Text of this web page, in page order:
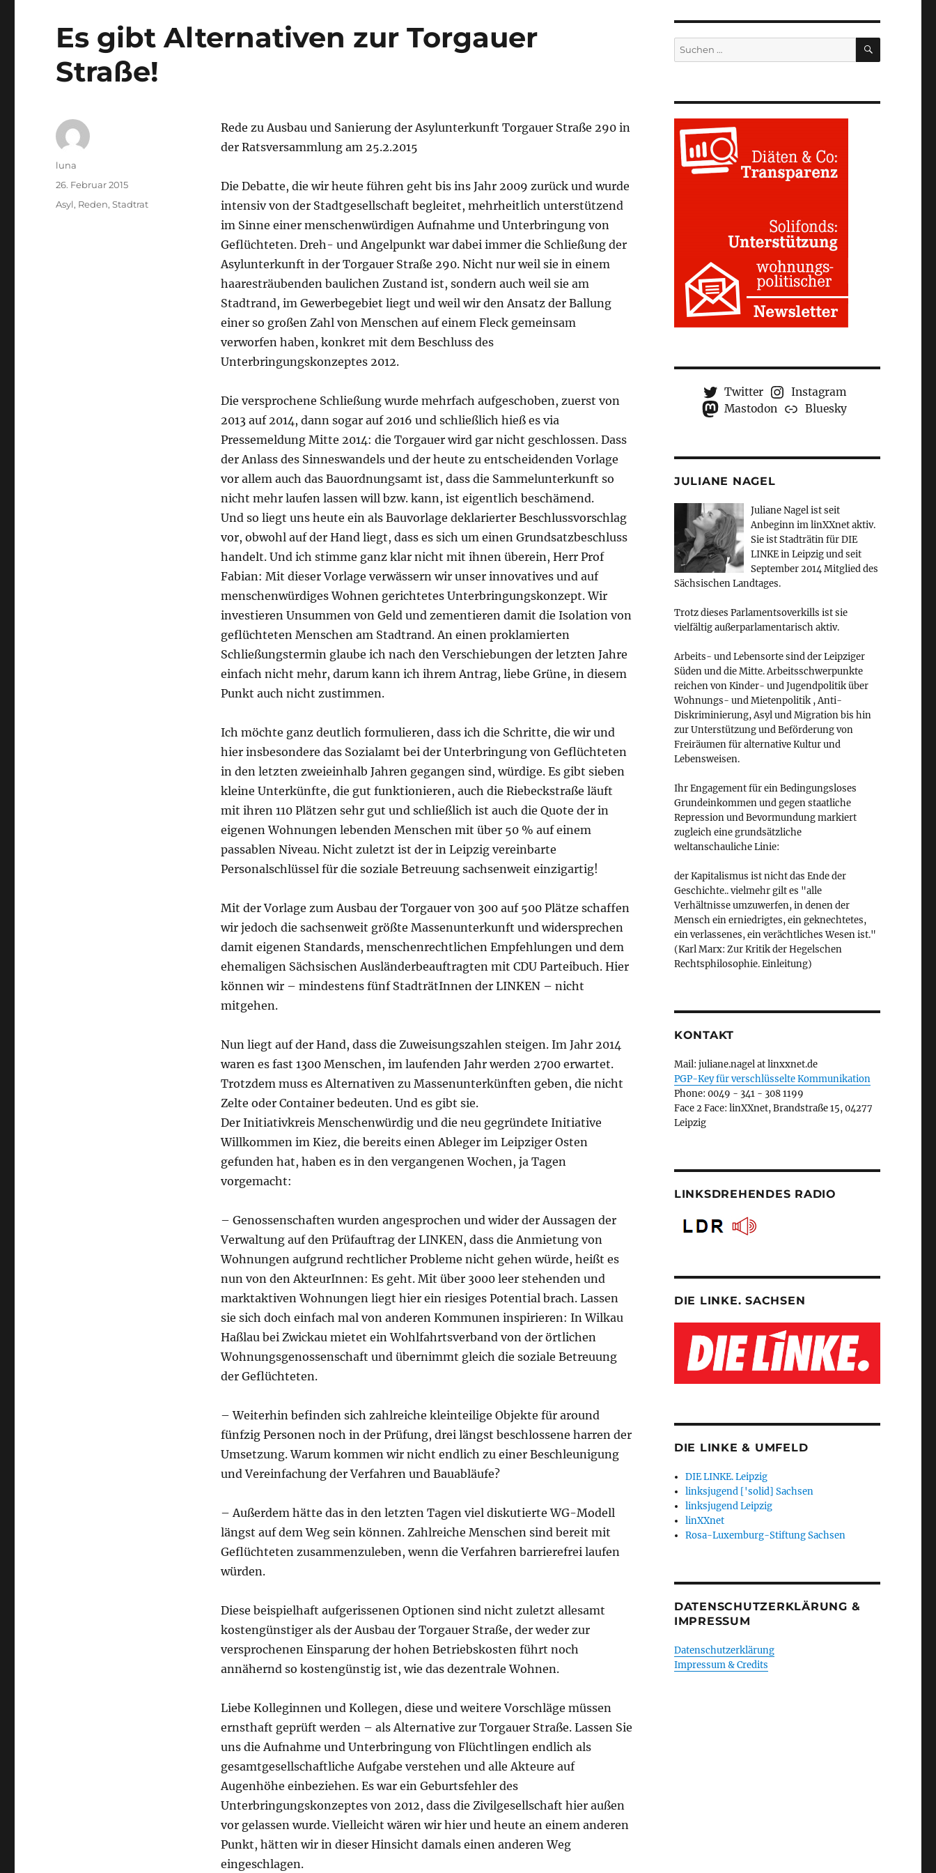
Es gibt Alternativen zur Torgauer
Straße!
Rede zu Ausbau und Sanierung der Asylunterkunft Torgauer Straße 290 in
der Ratsversammlung am 25.2.2015
Die Debatte, die wir heute führen geht bis ins Jahr 2009 zurück und wurde
intensiv von der Stadtgesellschaft begleitet, mehrheitlich unterstützend
im Sinne einer menschenwürdigen Aufnahme und Unterbringung von
Geflüchteten. Dreh- und Angelpunkt war dabei immer die Schließung der
Asylunterkunft in der Torgauer Straße 290. Nicht nur weil sie in einem
haaresträubenden baulichen Zustand ist, sondern auch weil sie am
Stadtrand, im Gewerbegebiet liegt und weil wir den Ansatz der Ballung
einer so großen Zahl von Menschen auf einem Fleck gemeinsam
verworfen haben, konkret mit dem Beschluss des
Unterbringungskonzeptes 2012.
Die versprochene Schließung wurde mehrfach aufgeschoben, zuerst von
2013 auf 2014, dann sogar auf 2016 und schließlich hieß es via
Pressemeldung Mitte 2014: die Torgauer wird gar nicht geschlossen. Dass
der Anlass des Sinneswandels und der heute zu entscheidenden Vorlage
vor allem auch das Bauordnungsamt ist, dass die Sammelunterkunft so
nicht mehr laufen lassen will bzw. kann, ist eigentlich beschämend.
Und so liegt uns heute ein als Bauvorlage deklarierter Beschlussvorschlag
vor, obwohl auf der Hand liegt, dass es sich um einen Grundsatzbeschluss
handelt. Und ich stimme ganz klar nicht mit ihnen überein, Herr Prof
Fabian: Mit dieser Vorlage verwässern wir unser innovatives und auf
menschenwürdiges Wohnen gerichtetes Unterbringungskonzept. Wir
investieren Unsummen von Geld und zementieren damit die Isolation von
geflüchteten Menschen am Stadtrand. An einen proklamierten
Schließungstermin glaube ich nach den Verschiebungen der letzten Jahre
einfach nicht mehr, darum kann ich ihrem Antrag, liebe Grüne, in diesem
Punkt auch nicht zustimmen.
Ich möchte ganz deutlich formulieren, dass ich die Schritte, die wir und
hier insbesondere das Sozialamt bei der Unterbringung von Geflüchteten
in den letzten zweieinhalb Jahren gegangen sind, würdige. Es gibt sieben
kleine Unterkünfte, die gut funktionieren, auch die Riebeckstraße läuft
mit ihren 110 Plätzen sehr gut und schließlich ist auch die Quote der in
eigenen Wohnungen lebenden Menschen mit über 50 % auf einem
passablen Niveau. Nicht zuletzt ist der in Leipzig vereinbarte
Personalschlüssel für die soziale Betreuung sachsenweit einzigartig!
Mit der Vorlage zum Ausbau der Torgauer von 300 auf 500 Plätze schaffen
wir jedoch die sachsenweit größte Massenunterkunft und widersprechen
damit eigenen Standards, menschenrechtlichen Empfehlungen und dem
ehemaligen Sächsischen Ausländerbeauftragten mit CDU Parteibuch. Hier
können wir – mindestens fünf StadträtInnen der LINKEN – nicht
mitgehen.
Nun liegt auf der Hand, dass die Zuweisungszahlen steigen. Im Jahr 2014
waren es fast 1300 Menschen, im laufenden Jahr werden 2700 erwartet.
Trotzdem muss es Alternativen zu Massenunterkünften geben, die nicht
Zelte oder Container bedeuten. Und es gibt sie.
Der Initiativkreis Menschenwürdig und die neu gegründete Initiative
Willkommen im Kiez, die bereits einen Ableger im Leipziger Osten
gefunden hat, haben es in den vergangenen Wochen, ja Tagen
vorgemacht:
– Genossenschaften wurden angesprochen und wider der Aussagen der
Verwaltung auf den Prüfauftrag der LINKEN, dass die Anmietung von
Wohnungen aufgrund rechtlicher Probleme nicht gehen würde, heißt es
nun von den AkteurInnen: Es geht. Mit über 3000 leer stehenden und
marktaktiven Wohnungen liegt hier ein riesiges Potential brach. Lassen
sie sich doch einfach mal von anderen Kommunen inspirieren: In Wilkau
Haßlau bei Zwickau mietet ein Wohlfahrtsverband von der örtlichen
Wohnungsgenossenschaft und übernimmt gleich die soziale Betreuung
der Geflüchteten.
– Weiterhin befinden sich zahlreiche kleinteilige Objekte für around
fünfzig Personen noch in der Prüfung, drei längst beschlossene harren der
Umsetzung. Warum kommen wir nicht endlich zu einer Beschleunigung
und Vereinfachung der Verfahren und Bauabläufe?
– Außerdem hätte das in den letzten Tagen viel diskutierte WG-Modell
längst auf dem Weg sein können. Zahlreiche Menschen sind bereit mit
Geflüchteten zusammenzuleben, wenn die Verfahren barrierefrei laufen
würden.
Diese beispielhaft aufgerissenen Optionen sind nicht zuletzt allesamt
kostengünstiger als der Ausbau der Torgauer Straße, der weder zur
versprochenen Einsparung der hohen Betriebskosten führt noch
annähernd so kostengünstig ist, wie das dezentrale Wohnen.
Liebe Kolleginnen und Kollegen, diese und weitere Vorschläge müssen
ernsthaft geprüft werden – als Alternative zur Torgauer Straße. Lassen Sie
uns die Aufnahme und Unterbringung von Flüchtlingen endlich als
gesamtgesellschaftliche Aufgabe verstehen und alle Akteure auf
Augenhöhe einbeziehen. Es war ein Geburtsfehler des
Unterbringungskonzeptes von 2012, dass die Zivilgesellschaft hier außen
vor gelassen wurde. Vielleicht wären wir hier und heute an einem anderen
Punkt, hätten wir in dieser Hinsicht damals einen anderen Weg
eingeschlagen.
Autor
luna
Veröffentlicht
26. Februar 2015
Kategorien
Asyl, Reden,Stadtrat
Suchen
nach:
SUCHEN
Twitter
Instagram
Mastodon
Bluesky
JULIANE NAGEL
Juliane Nagel ist seit
Anbeginnim linXXnet aktiv.
Sie ist Stadträtin für DIE
LINKE in Leipzig und seit
September 2014 Mitglied des
Sächsischen Landtages.
Trotz dieses Parlamentsoverkills ist sie
vielfältig außerparlamentarisch aktiv.
Arbeits- und Lebensorte sind der Leipziger
Süden und die Mitte. Arbeitsschwerpunkte
reichen von Kinder- und Jugendpolitik über
Wohnungs- und Mietenpolitik , Anti-
Diskriminierung, Asyl und Migration bis hin
zur Unterstützung und Beförderung von
Freiräumen für alternative Kultur und
Lebensweisen.
Ihr Engagement für ein Bedingungsloses
Grundeinkommen und gegen staatliche
Repression und Bevormundung markiert
zugleich eine grundsätzliche
weltanschauliche Linie:
der Kapitalismus ist nicht das Ende der
Geschichte.. vielmehr gilt es "alle
Verhältnisse umzuwerfen, in denen der
Mensch ein erniedrigtes, ein geknechtetes,
ein verlassenes, ein verächtliches Wesen ist."
(Karl Marx: Zur Kritik der Hegelschen
Rechtsphilosophie. Einleitung)
KONTAKT
Mail: juliane.nagel at linxxnet.de
PGP-Key für verschlüsselte Kommunikation
Phone: 0049 - 341 - 308 1199
Face 2 Face: linXXnet, Brandstraße 15, 04277
Leipzig
LINKSDREHENDES RADIO
DIE LINKE. SACHSEN
DIE LINKE & UMFELD
DIE LINKE. Leipzig
linksjugend ['solid] Sachsen
linksjugend Leipzig
linXXnet
Rosa-Luxemburg-Stiftung Sachsen
DATENSCHUTZERKLÄRUNG &
IMPRESSUM
Datenschutzerklärung
Impressum & Credits